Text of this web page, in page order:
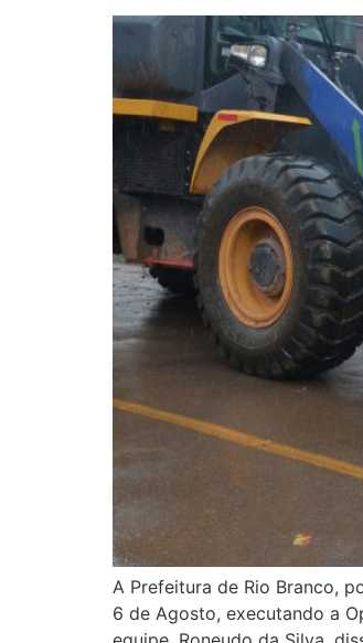
A Prefeitura de Rio Branco,
6 de Agosto, executando a